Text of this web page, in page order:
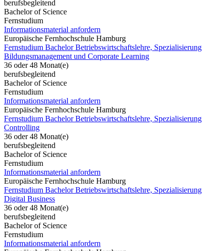
berufsbegleitend
Bachelor of Science
Fernstudium
Informationsmaterial anfordern
Europäische Fernhochschule Hamburg
Fernstudium Bachelor Betriebswirtschaftslehre, Spezialisierung
Bildungsmanagement und Corporate Learning
36 oder 48 Monat(e)
berufsbegleitend
Bachelor of Science
Fernstudium
Informationsmaterial anfordern
Europäische Fernhochschule Hamburg
Fernstudium Bachelor Betriebswirtschaftslehre, Spezialisierung
Controlling
36 oder 48 Monat(e)
berufsbegleitend
Bachelor of Science
Fernstudium
Informationsmaterial anfordern
Europäische Fernhochschule Hamburg
Fernstudium Bachelor Betriebswirtschaftslehre, Spezialisierung
Digital Business
36 oder 48 Monat(e)
berufsbegleitend
Bachelor of Science
Fernstudium
Informationsmaterial anfordern